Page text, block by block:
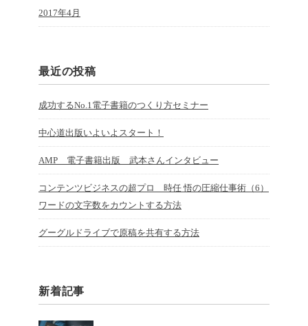
2017年4月
最近の投稿
成功するNo.1電子書籍のつくり方セミナー
中心道出版いよいよスタート！
AMP 電子書籍出版 武本さんインタビュー
コンテンツビジネスの超プロ 時任 悟の圧縮仕事術（6）
ワードの文字数をカウントする方法
グーグルドライブで原稿を共有する方法
新着記事